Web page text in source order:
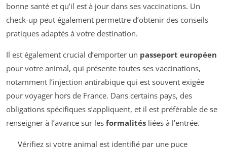
bonne santé et qu’il est à jour dans ses vaccinations. Un
check-up peut également permettre d’obtenir des conseils
pratiques adaptés à votre destination.
Il est également crucial d’emporter un passeport européen
pour votre animal, qui présente toutes ses vaccinations,
notamment l’injection antirabique qui est souvent exigée
pour voyager hors de France. Dans certains pays, des
obligations spécifiques s’appliquent, et il est préférable de se
renseigner à l’avance sur les formalités liées à l’entrée.
Vérifiez si votre animal est identifié par une puce